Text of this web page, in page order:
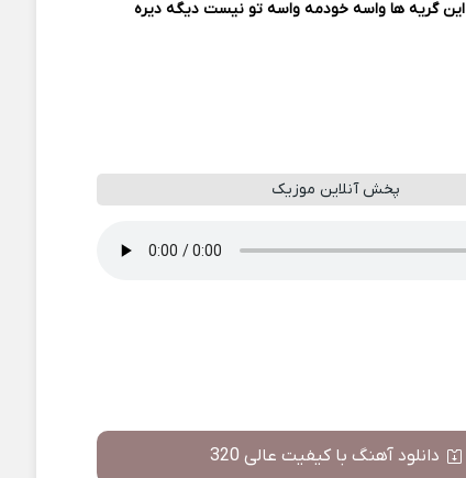
این گریه ها واسه خودمه واسه تو نیست دیگه دیره
پخش آنلاین موزیک
دانلود آهنگ با کیفیت عالی 320